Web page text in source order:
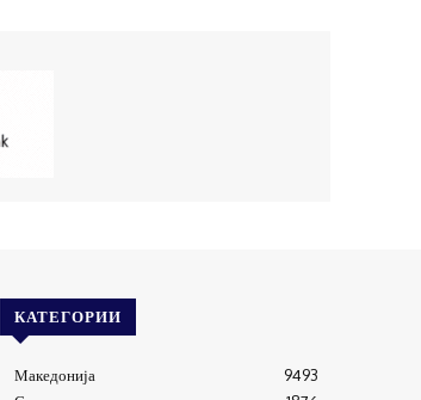
КАТЕГОРИИ
Македонија
9493